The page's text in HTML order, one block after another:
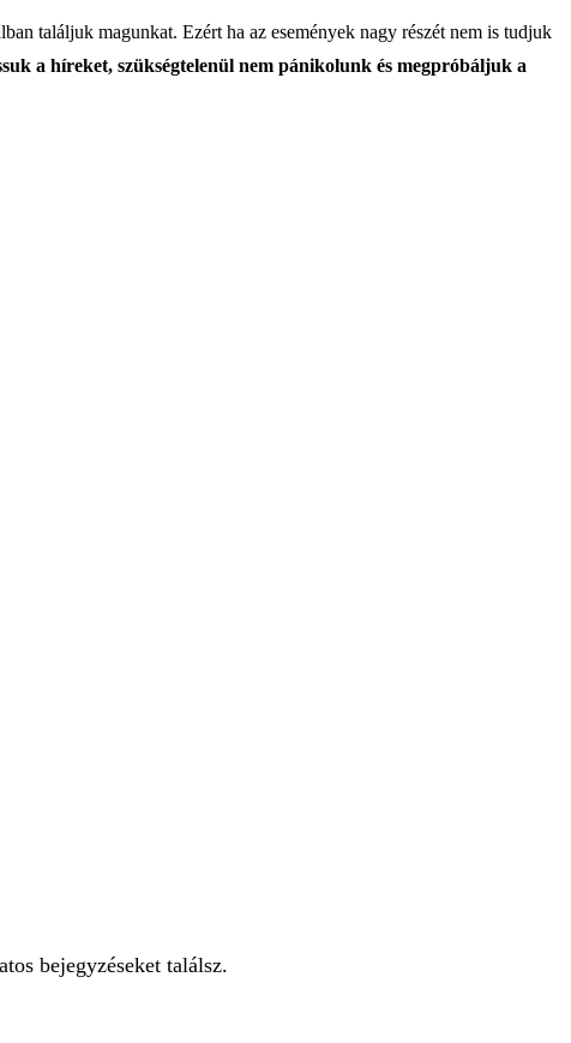
találjuk magunkat. Ezért ha az események nagy részét nem is tudjuk
a híreket, szükségtelenül nem pánikolunk és megpróbáljuk a
bejegyzéseket találsz.